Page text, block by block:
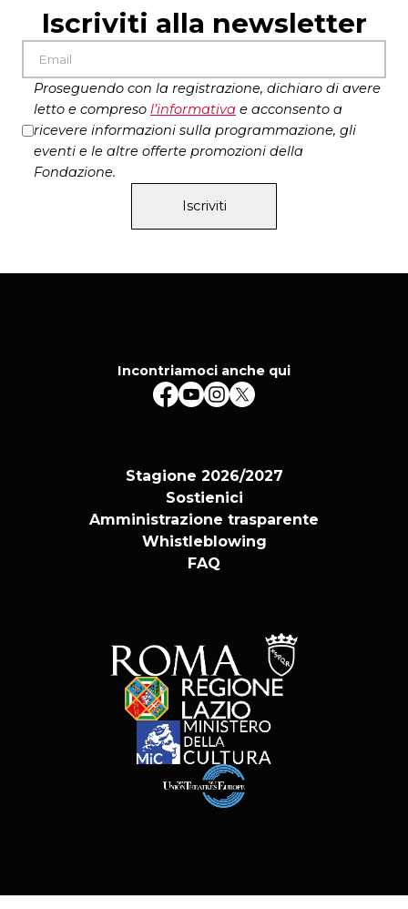
Iscriviti alla newsletter
Proseguendo con la registrazione, dichiaro di avere
letto e compreso l’informativa e acconsento a
ricevere informazioni sulla programmazione, gli
eventi e le altre offerte promozioni della
Fondazione.
Iscriviti
Incontriamoci anche qui
Stagione 2026/2027
Sostienici
Amministrazione trasparente
Whistleblowing
FAQ